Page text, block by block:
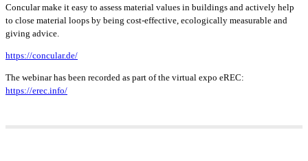
Concular make it easy to assess material values in buildings and actively help
to close material loops by being cost-effective, ecologically measurable and
giving advice.
https://concular.de/
The webinar has been recorded as part of the virtual expo eREC:
https://erec.info/